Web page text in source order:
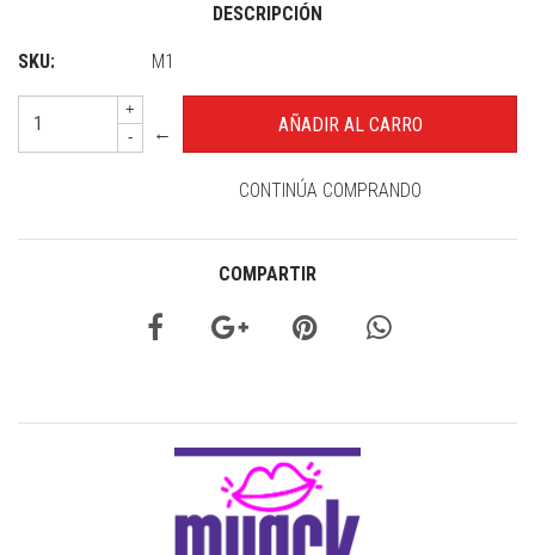
DESCRIPCIÓN
SKU: M1
+
-
←
CONTINÚA COMPRANDO
COMPARTIR